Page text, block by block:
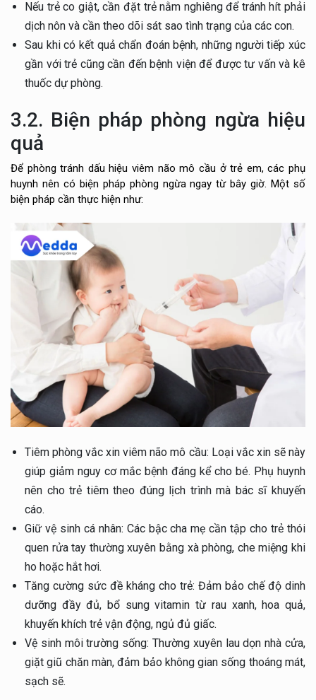
Nếu trẻ co giật, cần đặt trẻ nằm nghiêng để tránh hít phải
dịch nôn và cần theo dõi sát sao tình trạng của các con.
Sau khi có kết quả chẩn đoán bệnh, những người tiếp xúc
gần với trẻ cũng cần đến bệnh viện để được tư vấn và kê
thuốc dự phòng.
3.2. Biện pháp phòng ngừa hiệu
quả
Để phòng tránh dấu hiệu viêm não mô cầu ở trẻ em, các phụ
huynh nên có biện pháp phòng ngừa ngay từ bây giờ. Một số
biện pháp cần thực hiện như:
Tiêm phòng vắc xin viêm não mô cầu: Loại vắc xin sẽ này
giúp giảm nguy cơ mắc bệnh đáng kể cho bé. Phụ huynh
nên cho trẻ tiêm theo đúng lịch trình mà bác sĩ khuyến
cáo.
Giữ vệ sinh cá nhân: Các bậc cha mẹ cần tập cho trẻ thói
quen rửa tay thường xuyên bằng xà phòng, che miệng khi
ho hoặc hắt hơi.
Tăng cường sức đề kháng cho trẻ: Đảm bảo chế độ dinh
dưỡng đầy đủ, bổ sung vitamin từ rau xanh, hoa quả,
khuyến khích trẻ vận động, ngủ đủ giấc.
Vệ sinh môi trường sống: Thường xuyên lau dọn nhà cửa,
giặt giũ chăn màn, đảm bảo không gian sống thoáng mát,
sạch sẽ.